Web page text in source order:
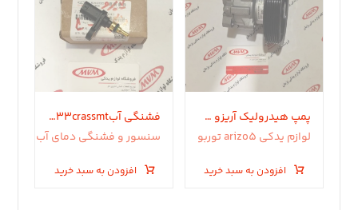
پمپ هیدرولیک آریزو 5 توربو
لوازم یدکی arizo5 توربو
افزودن به سبد خرید
فشنگی آبx33crassmt.آریزو ٨ تیگو ٧پرو x22pro -x55promax-.آریزو ۶ جی تی تیگو ٨ پرومکس
سنسور و فشنگی دمای آب
افزودن به سبد خرید